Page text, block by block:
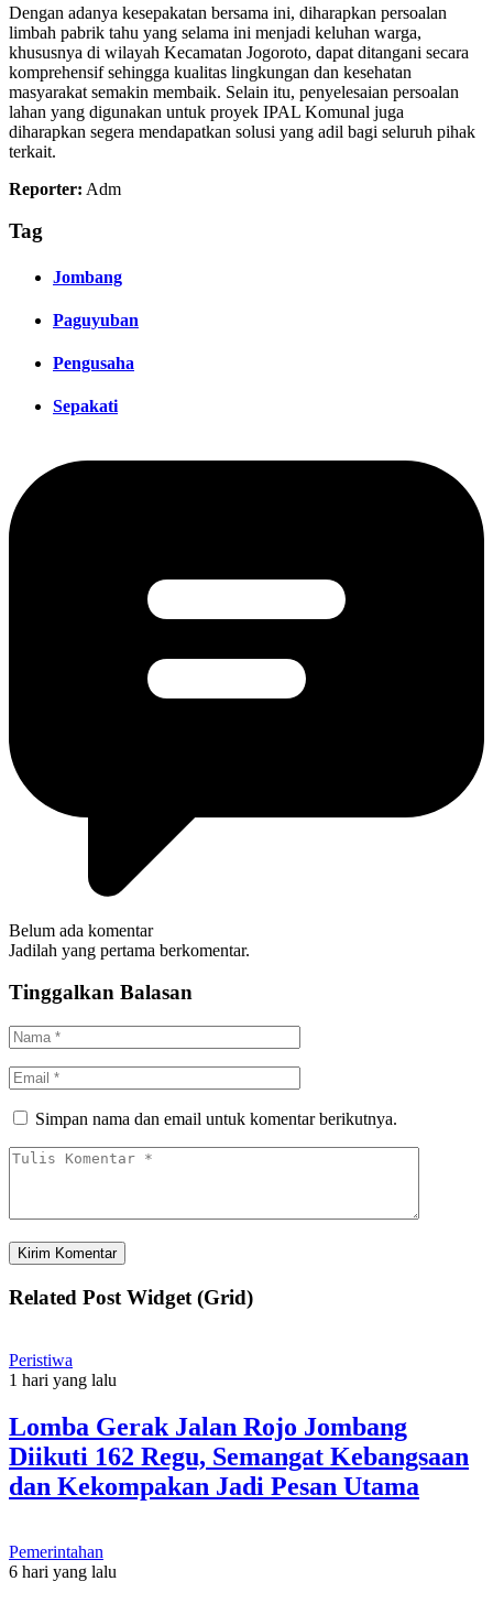
Dengan adanya kesepakatan bersama ini, diharapkan persoalan
limbah pabrik tahu yang selama ini menjadi keluhan warga,
khususnya di wilayah Kecamatan Jogoroto, dapat ditangani secara
komprehensif sehingga kualitas lingkungan dan kesehatan
masyarakat semakin membaik. Selain itu, penyelesaian persoalan
lahan yang digunakan untuk proyek IPAL Komunal juga
diharapkan segera mendapatkan solusi yang adil bagi seluruh pihak
terkait.
Reporter: Adm
Tag
Jombang
Paguyuban
Pengusaha
Sepakati
Belum ada komentar
Jadilah yang pertama berkomentar.
Tinggalkan Balasan
Simpan nama dan email untuk komentar berikutnya.
Related Post Widget (Grid)
Peristiwa
1 hari yang lalu
Lomba Gerak Jalan Rojo Jombang
Diikuti 162 Regu, Semangat Kebangsaan
dan Kekompakan Jadi Pesan Utama
Pemerintahan
6 hari yang lalu